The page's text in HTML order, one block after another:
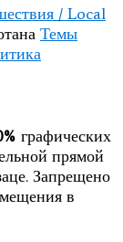
/ Local
Темы
графических
прямой
Запрещено
в